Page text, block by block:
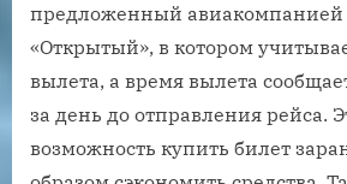
предложенный авиакомпанией
«Открытый», в котором
вылета, а время вылета
за день до отправления рейса.
возможность купить билет